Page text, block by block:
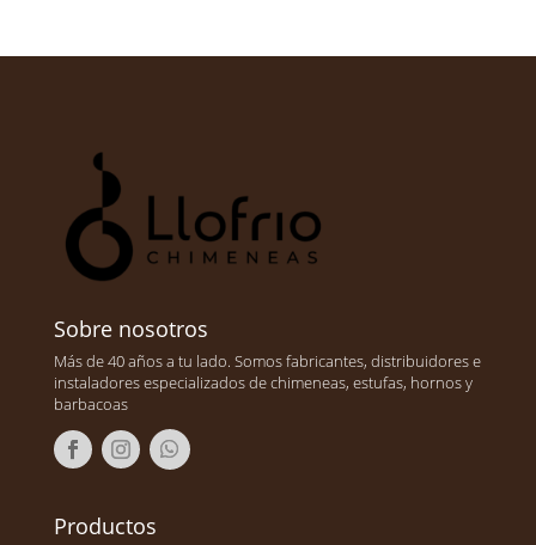
Sobre nosotros
Más de 40 años a tu lado. Somos fabricantes, distribuidores e
instaladores especializados de chimeneas, estufas, hornos y
barbacoas
Productos